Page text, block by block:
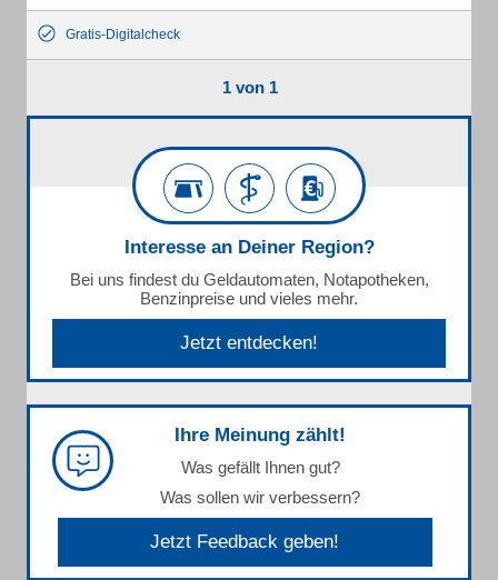
Gratis-Digitalcheck
1 von 1
Interesse an Deiner Region?
Bei uns findest du Geldautomaten, Notapotheken,
Benzinpreise und vieles mehr.
Jetzt entdecken!
Ihre Meinung zählt!
Was gefällt Ihnen gut?
Was sollen wir verbessern?
Jetzt Feedback geben!